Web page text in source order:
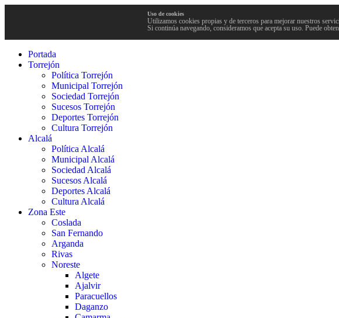
Uso de cookies
Utilizamos cookies propias y de terceros para mejorar nuestros
Si continúa navegando, consideramos que acepta su uso. Puede
Portada
Torrejón
Política Torrejón
Municipal Torrejón
Sociedad Torrejón
Sucesos Torrejón
Deportes Torrejón
Cultura Torrejón
Alcalá
Política Alcalá
Municipal Alcalá
Sociedad Alcalá
Sucesos Alcalá
Deportes Alcalá
Cultura Alcalá
Zona Este
Coslada
San Fernando
Arganda
Rivas
Noreste
Algete
Ajalvir
Paracuellos
Daganzo